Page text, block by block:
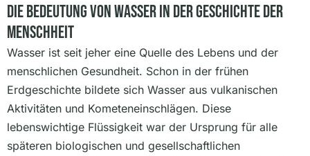
Die Bedeutung Von Wasser In Der Geschichte Der
Menschheit
Wasser ist seit jeher eine Quelle des Lebens und der
menschlichen Gesundheit. Schon in der frühen
Erdgeschichte bildete sich Wasser aus vulkanischen
Aktivitäten und Kometeneinschlägen. Diese
lebenswichtige Flüssigkeit war der Ursprung für alle
späteren biologischen und gesellschaftlichen